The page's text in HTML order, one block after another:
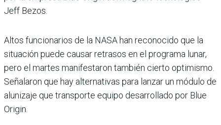
Jeff Bezos.
Altos funcionarios de la NASA han reconocido que la
situación puede causar retrasos en el programa lunar,
pero el martes manifestaron también cierto optimismo.
Señalaron que hay alternativas para lanzar un módulo de
alunizaje que transporte equipo desarrollado por Blue
Origin.